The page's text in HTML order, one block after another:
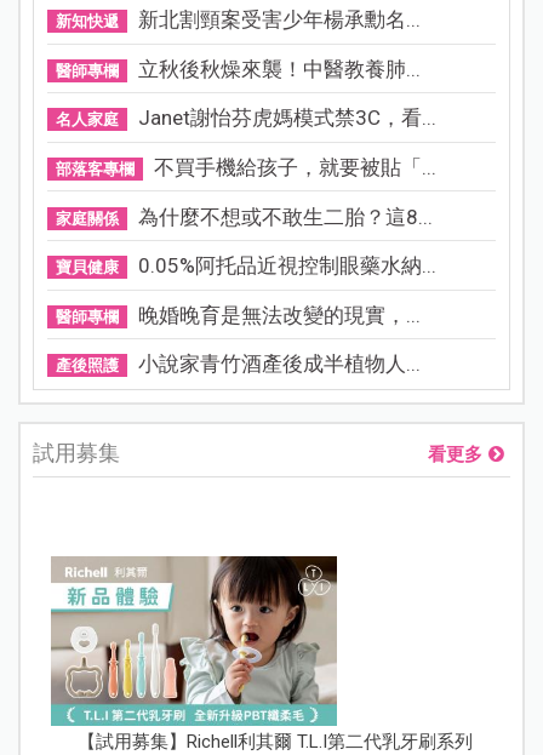
新知快遞 新北割頸案受害少年楊承勳名...
醫師專欄 立秋後秋燥來襲！中醫教養肺...
名人家庭 Janet謝怡芬虎媽模式禁3C，看...
部落客專欄 不買手機給孩子，就要被貼「...
家庭關係 為什麼不想或不敢生二胎？這8...
寶貝健康 0.05%阿托品近視控制眼藥水納...
醫師專欄 晚婚晚育是無法改變的現實，...
產後照護 小說家青竹酒產後成半植物人...
試用募集 看更多
【試用募集】Richell利其爾 T.L.I第二代乳牙刷系列